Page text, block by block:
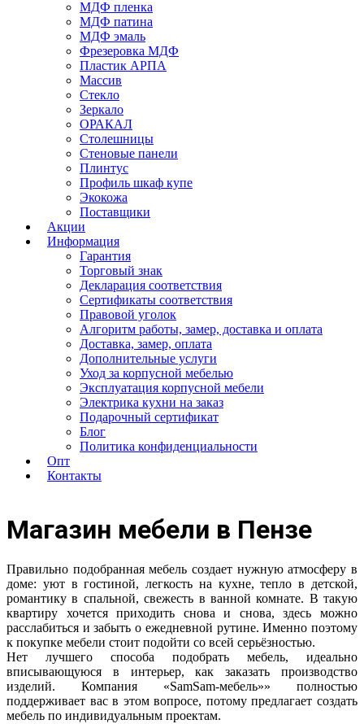
МДФ пленка
МДФ патина
МДФ эмаль
Фрезеровка МДФ
Пластик АРПА
Массив
Стекло
Зеркало
ОРАКАЛ
Столешницы
Стеновые панели
Плинтус
Профиль шкаф купе
Экокожа
Поставщики
Акции
Информация
Гарантия
Торговый знак
Декларация соответствия
Сертификаты соответствия
Правовой уголок
Алгоритм работы, замер, доставка и оплата
Доставка, замер, оплата
Дополнительные услуги
Уход за корпусной мебелью
Эксплуатация корпусной мебели
Электрика кухни на заказ
Подарочный сертификат
Блог
Политика конфиденциальности
Опт
Контакты
Магазин мебели в Пензе
Правильно подобранная мебель создает нужную атмосферу в
доме: уют в гостиной, легкость на кухне, тепло в детской,
романтику в спальной, свежесть в ванной комнате. В такую
квартиру хочется приходить снова и снова, здесь можно
расслабиться и забыть о ежедневной рутине. Именно поэтому
к покупке мебели стоит подойти со всей серьёзностью.
Нет лучшего способа подобрать мебель, идеально
вписывающуюся в интерьер, как заказать производство
изделий. Компания «SamSam-мебель»» полностью
поддерживает вас в этом вопросе, потому предлагает создать
мебель по индивидуальным проектам.